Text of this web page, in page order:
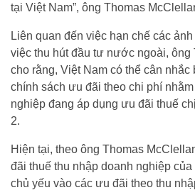
tại Việt Nam”, ông Thomas
Liên quan đến việc hạn chế các
việc thu hút đầu tư nước ngoài, ông
cho rằng, Việt Nam có thể cân nhắc
chính sách ưu đãi theo chi phí
nghiệp đang áp dụng ưu đãi thuế
2.
Hiện tại, theo ông Thomas
đãi thuế thu nhập doanh nghiệp
chủ yếu vào các ưu đãi theo thu